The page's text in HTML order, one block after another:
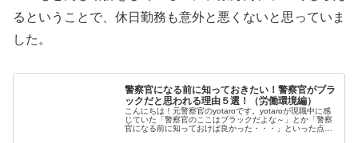
るということで、休日勤務も意外と悪くないと思っていま
した。
警察官になる前に知っておきたい！警察官がブラ
ックだと思われる理由５選！（労働環境編）
こんにちは！元警察官のyotaroです。yotaroが現職中に感
じていた「警察官のここはブラックだよな～」とか「警察
官になる前に知っておけば良かった・・・」といった点に